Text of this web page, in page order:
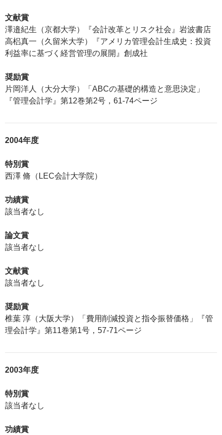
文献賞
澤邉紀生（京都大学）『会計改革とリスク社会』岩波書店
高梠真一（久留米大学）『アメリカ管理会計生成史：投資
利益率に基づく経営管理の展開』創成社
奨励賞
片岡洋人（大分大学）「ABCの基礎的構造と意思決定」
『管理会計学』第12巻第2号，61-74ページ
2004年度
特別賞
西澤 脩（LEC会計大学院）
功績賞
該当者なし
論文賞
該当者なし
文献賞
該当者なし
奨励賞
椎葉 淳（大阪大学）「費用削減投資と指令振替価格」『管
理会計学』第11巻第1号，57-71ページ
2003年度
特別賞
該当者なし
功績賞